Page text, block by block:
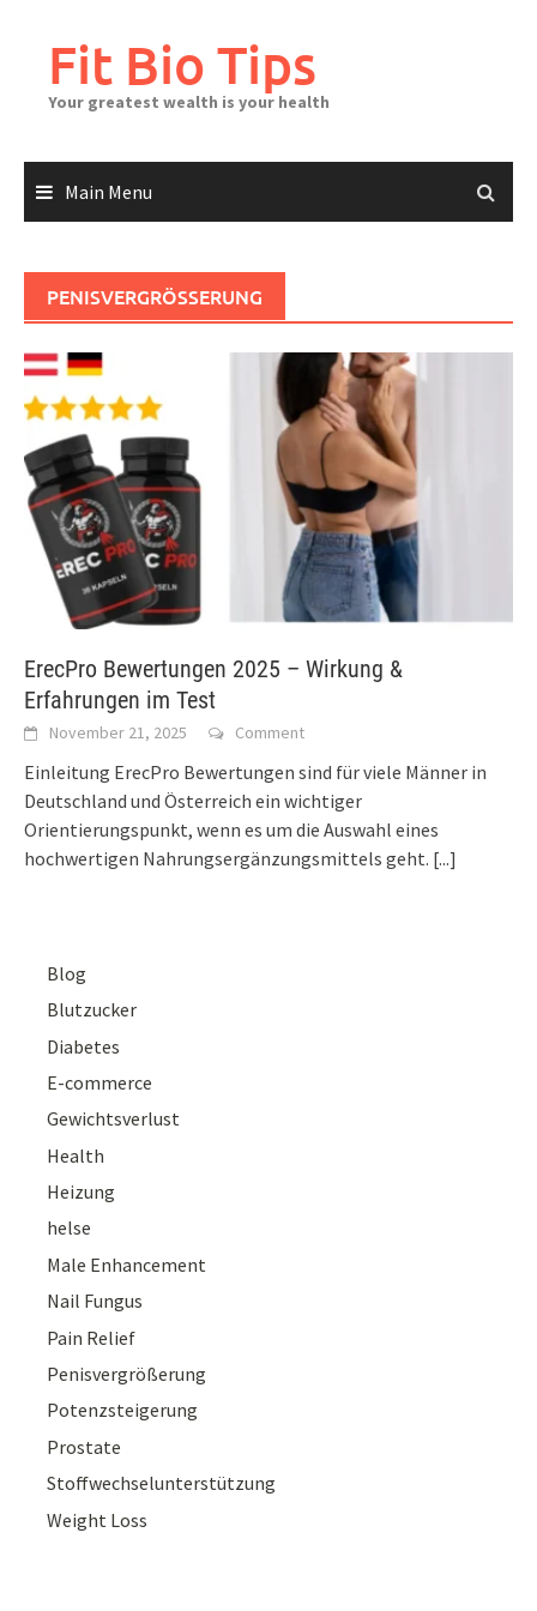
contentFit Bio Tips
Your greatest wealth is your health
Main Menu
PENISVERGRÖSSERUNG
ErecPro Bewertungen 2025 – Wirkung &
Erfahrungen im Test
November 21, 2025 Comment
Einleitung ErecPro Bewertungen sind für viele Männer in
Deutschland und Österreich ein wichtiger
Orientierungspunkt, wenn es um die Auswahl eines
hochwertigen Nahrungsergänzungsmittels geht. [...]
Blog
Blutzucker
Diabetes
E-commerce
Gewichtsverlust
Health
Heizung
helse
Male Enhancement
Nail Fungus
Pain Relief
Penisvergrößerung
Potenzsteigerung
Prostate
Stoffwechselunterstützung
Weight Loss